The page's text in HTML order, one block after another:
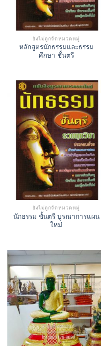
ยังไม่ถูกจัดหมวดหมู่
หลักสูตรนักธรรมและธรรม
ศึกษา ชั้นตรี
ยังไม่ถูกจัดหมวดหมู่
นักธรรม ชั้นตรี บูรณาการแผน
ใหม่